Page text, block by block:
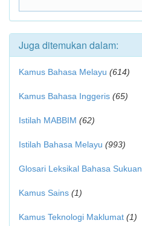
Juga ditemukan dalam:
Kamus Bahasa Melayu (614)
Kamus Bahasa Inggeris (65)
Istilah MABBIM (62)
Istilah Bahasa Melayu (993)
Glosari Leksikal Bahasa Sukuan
Kamus Sains (1)
Kamus Teknologi Maklumat (1)